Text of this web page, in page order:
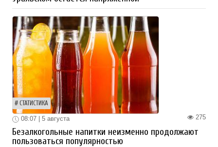
СТАТИСТИКА
275
08:07 | 5 августа
Безалкогольные напитки неизменно продолжают
пользоваться популярностью